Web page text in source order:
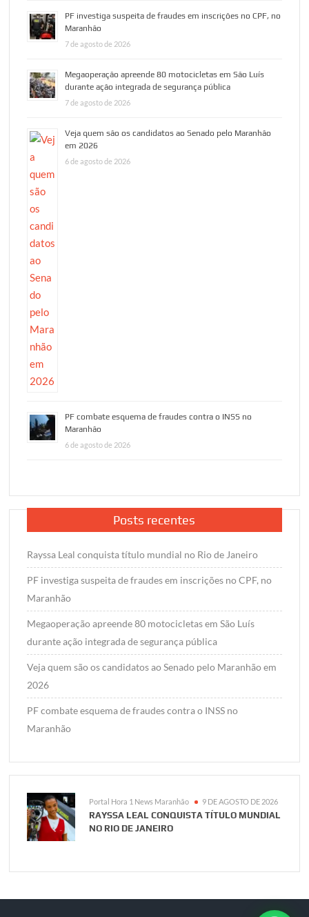
PF investiga suspeita de fraudes em inscrições no CPF, no
Maranhão
7 de agosto de 2026
Megaoperação apreende 80 motocicletas em São Luís
durante ação integrada de segurança pública
7 de agosto de 2026
Veja quem são os candidatos ao Senado pelo Maranhão
em 2026
6 de agosto de 2026
PF combate esquema de fraudes contra o INSS no
Maranhão
6 de agosto de 2026
Posts recentes
Rayssa Leal conquista título mundial no Rio de Janeiro
PF investiga suspeita de fraudes em inscrições no CPF, no
Maranhão
Megaoperação apreende 80 motocicletas em São Luís
durante ação integrada de segurança pública
Veja quem são os candidatos ao Senado pelo Maranhão em
2026
PF combate esquema de fraudes contra o INSS no
Maranhão
Portal Hora 1 News Maranhão 9 DE AGOSTO DE 2026
RAYSSA LEAL CONQUISTA TÍTULO MUNDIAL
NO RIO DE JANEIRO